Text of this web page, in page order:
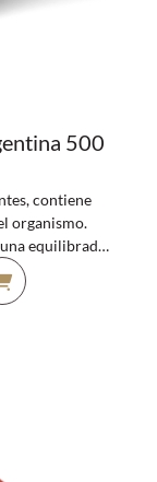
500
contiene
organismo.
equilibrada